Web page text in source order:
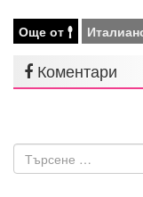
Още от
Коментари